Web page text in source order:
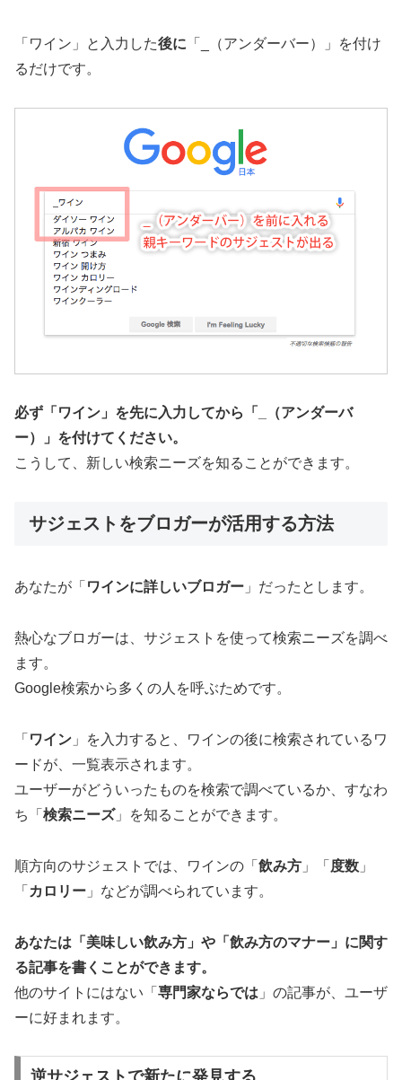
「ワイン」と入力した後に 「_（アンダーバー）」を付け
るだけです。
必ず「ワイン」を先に入力してから「_（アンダーバ
ー）」を付けてください。
こうして、新しい検索ニーズを知ることができます。
サジェストをブロガーが活用する方法
あなたが「 ワインに詳しいブロガー 」だったとします。
熱心なブロガーは、サジェストを使って検索ニーズを調べ
ます。
Google検索から多くの人を呼ぶためです。
「 ワイン 」を入力すると、ワインの後に検索されているワ
ードが、一覧表示されます。
ユーザーがどういったものを検索で調べているか、すなわ
ち「 検索ニーズ」を知ることができます。
順方向のサジェストでは、ワインの「 飲み方 」「 度数 」
「 カロリー 」などが調べられています。
あなたは「 美味しい飲み方 」や「 飲み方のマナー 」に関す
る記事を書くことができます。
他のサイトにはない「 専門家ならでは 」の記事が、ユーザ
ーに好まれます。